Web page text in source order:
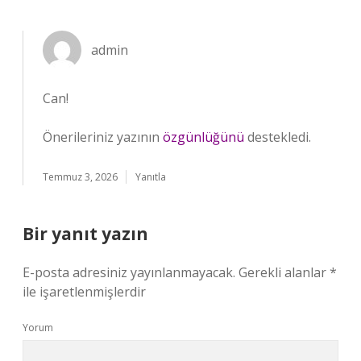
admin
Can!
Önerileriniz yazının özgünlüğünü destekledi.
Temmuz 3, 2026 Yanıtla
Bir yanıt yazın
E-posta adresiniz yayınlanmayacak. Gerekli alanlar*
ile işaretlenmişlerdir
Yorum